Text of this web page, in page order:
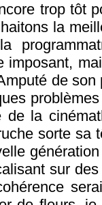
trop tôt
la
imposant,
de
de la
sorte sa
sur